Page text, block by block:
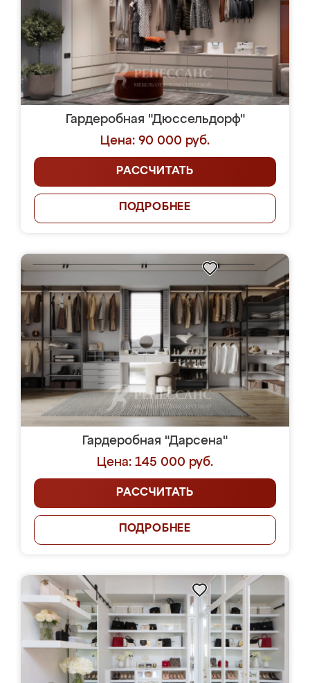
Гардеробная "Дюссельдорф"
Цена: 90 000 руб.
РАССЧИТАТЬ
ПОДРОБНЕЕ
Гардеробная "Дарсена"
Цена: 145 000 руб.
РАССЧИТАТЬ
ПОДРОБНЕЕ